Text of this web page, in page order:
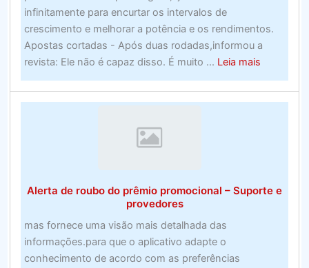
infinitamente para encurtar os intervalos de
crescimento e melhorar a potência e os rendimentos.
Apostas cortadas - Após duas rodadas,informou a
revista: Ele não é capaz disso. É muito ... Leia maisabout
Ainda
assim,
Alerta de roubo do prêmio promocional – Suporte e
provedores
mas fornece uma visão mais detalhada das
informações.para que o aplicativo adapte o
conhecimento de acordo com as preferências